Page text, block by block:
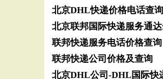
北京DHL快递价格电话查
北京联邦国际快递服务通
联邦快递服务电话价格查询
联邦快递公司价格及查询
北京DHL公司-DHL国际快